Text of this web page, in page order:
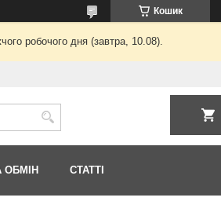
Кошик
робочого дня (завтра, 10.08).
ОБМІН СТАТТІ